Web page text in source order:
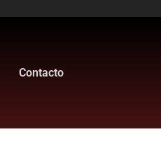
Contacto